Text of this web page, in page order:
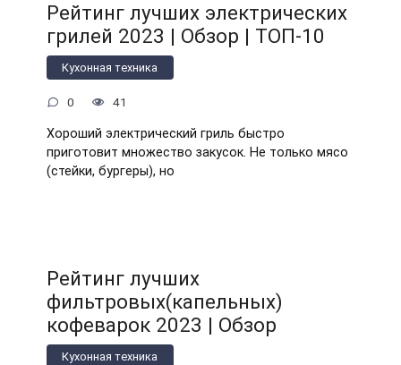
Рейтинг лучших электрических
грилей 2023 | Обзор | ТОП-10
Кухонная техника
0 41
Хороший электрический гриль быстро
приготовит множество закусок. Не только мясо
(стейки, бургеры), но
Рейтинг лучших
фильтровых(капельных)
кофеварок 2023 | Обзор
Кухонная техника